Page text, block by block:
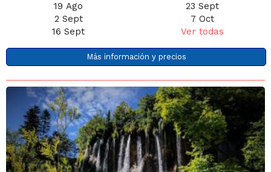
19 Ago
2 Sept
16 Sept
23 Sept
7 Oct
Ver todas
Más información y precios